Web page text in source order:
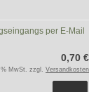
per E-Mail
0,70 €
MwSt. zzgl. Versandkosten